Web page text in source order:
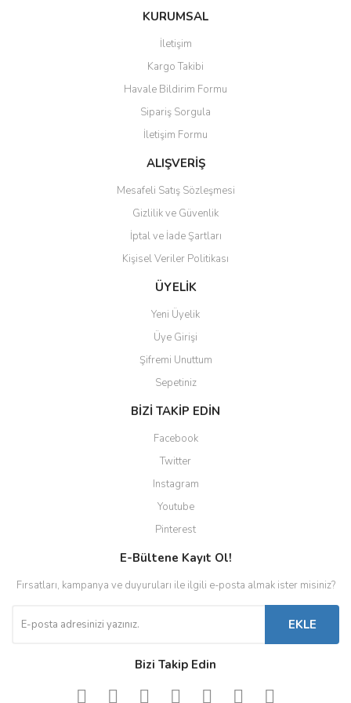
KURUMSAL
İletişim
Kargo Takibi
Havale Bildirim Formu
Sipariş Sorgula
İletişim Formu
ALIŞVERİŞ
Mesafeli Satış Sözleşmesi
Gizlilik ve Güvenlik
İptal ve İade Şartları
Kişisel Veriler Politikası
ÜYELİK
Yeni Üyelik
Üye Girişi
Şifremi Unuttum
Sepetiniz
BİZİ TAKİP EDİN
Facebook
Twitter
Instagram
Youtube
Pinterest
E-Bültene Kayıt Ol!
Fırsatları, kampanya ve duyuruları ile ilgili e-posta almak ister misiniz?
EKLE
Bizi Takip Edin